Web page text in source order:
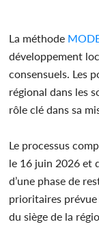
La méthode
développement
consensuels. Les
régional dans les
rôle clé dans sa
Le processus
le 16 juin 2026 et
d’une phase de
prioritaires
du siège de la